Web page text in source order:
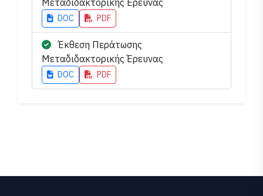
Μεταδιδακτορικής Έρευνας
DOC PDF
Έκθεση Περάτωσης
Μεταδιδακτορικής Έρευνας
DOC PDF